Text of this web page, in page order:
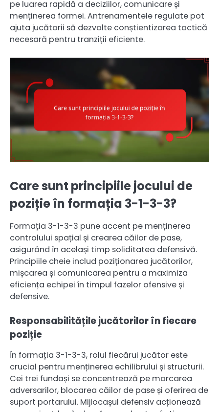
pe luarea rapidă a deciziilor, comunicare și
menținerea formei. Antrenamentele regulate pot
ajuta jucătorii să dezvolte conștientizarea tactică
necesară pentru tranziții eficiente.
Care sunt principiile jocului de
poziție în formația 3-1-3-3?
Formația 3-1-3-3 pune accent pe menținerea
controlului spațial și crearea căilor de pase,
asigurând în același timp soliditatea defensivă.
Principiile cheie includ poziționarea jucătorilor,
mișcarea și comunicarea pentru a maximiza
eficiența echipei în timpul fazelor ofensive și
defensive.
Responsabilitățile jucătorilor în fiecare
poziție
În formația 3-1-3-3, rolul fiecărui jucător este
crucial pentru menținerea echilibrului și structurii.
Cei trei fundași se concentrează pe marcarea
adversarilor, blocarea căilor de pase și oferirea de
suport portarului. Mijlocașul defensiv acționează